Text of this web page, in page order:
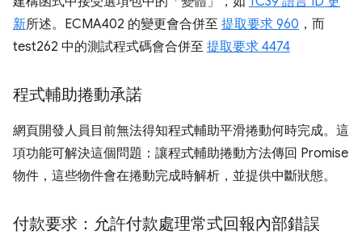
新所述。ECMA402 的變更會合併至 提取要求 960 ，而
test262 中的測試程式碼會合併至 提取要求 4474
程式輔助捲動承諾
網頁開發人員目前無法得知程式輔助平滑捲動何時完成。這
項功能可解決這個問題：讓程式輔助捲動方法傳回 Promise
物件，這些物件會在捲動完成時解析，並提供中斷狀態。
付款要求：允許付款處理常式回報內部錯誤